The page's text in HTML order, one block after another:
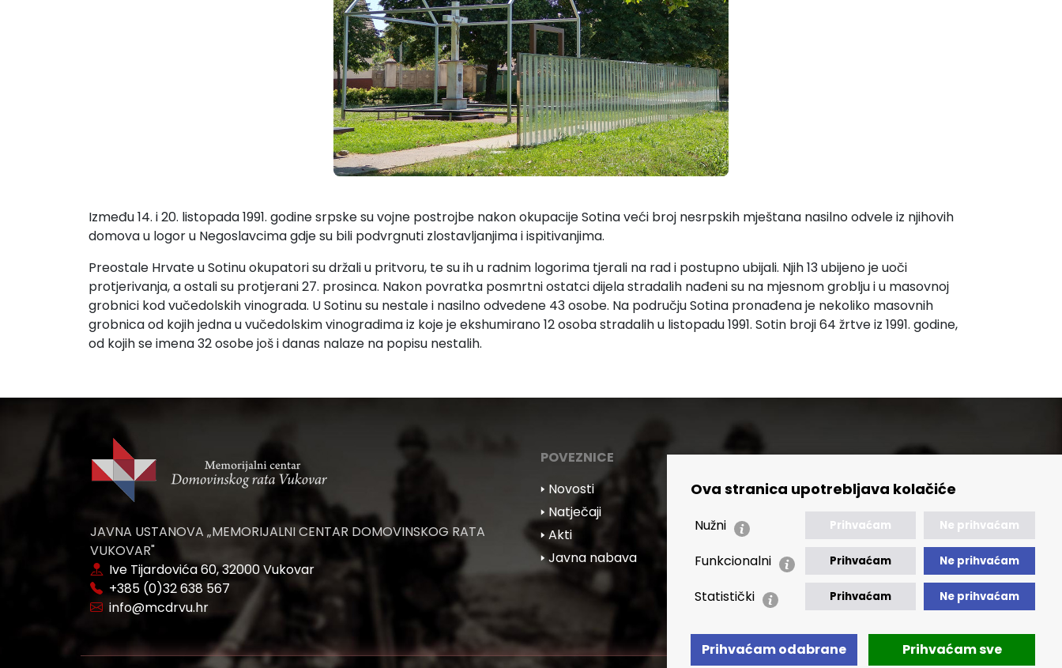
Ova stranica upotrebljava kolačiće
Nužni Prihvaćam Ne prihvaćam
Funkcionalni Prihvaćam Ne prihvaćam
Statistički Prihvaćam Ne prihvaćam
Prihvaćam odabrane Prihvaćam sve
Između 14. i 20. listopada 1991. godine srpske su vojne postrojbe nakon okupacije Sotina veći broj nesrpskih mještana nasilno odvele iz njihovih
domova u logor u Negoslavcima gdje su bili podvrgnuti zlostavljanjima i ispitivanjima.
Preostale Hrvate u Sotinu okupatori su držali u pritvoru, te su ih u radnim logorima tjerali na rad i postupno ubijali. Njih 13 ubijeno je uoči
protjerivanja, a ostali su protjerani 27. prosinca. Nakon povratka posmrtni ostatci dijela stradalih nađeni su na mjesnom groblju i u masovnoj
grobnici kod vučedolskih vinograda. U Sotinu su nestale i nasilno odvedene 43 osobe. Na području Sotina pronađena je nekoliko masovnih
grobnica od kojih jedna u vučedolskim vinogradima iz koje je ekshumirano 12 osoba stradalih u listopadu 1991. Sotin broji 64 žrtve iz 1991. godine,
od kojih se imena 32 osobe još i danas nalaze na popisu nestalih.
JAVNA USTANOVA „MEMORIJALNI CENTAR DOMOVINSKOG RATA
VUKOVAR"
Ive Tijardovića 60, 32000 Vukovar
+385 (0)32 638 567
info@mcdrvu.hr
POVEZNICE
🢒 Novosti
🢒 Natječaji
🢒 Akti
🢒 Javna nabava
🢒 Izvještaji
🢒 Izjava o pristupačnosti